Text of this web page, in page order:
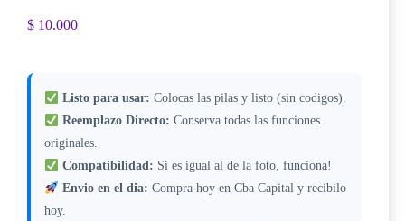
$ 10.000
Listo para usar: Colocas las pilas y listo (sin codigos).
Reemplazo Directo: Conserva todas las funciones
originales.
Compatibilidad: Si es igual al de la foto, funciona!
Envio en el dia: Compra hoy en Cba Capital y recibilo
hoy.